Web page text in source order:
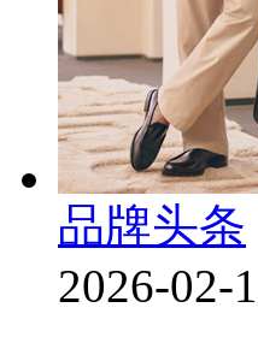
品牌头条
2026-02-